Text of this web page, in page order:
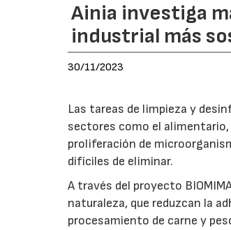
Ainia investiga
industrial más
30/11/2023
Las tareas de limpieza y
sectores como el
proliferación de
difíciles de eliminar.
A través del proyecto
naturaleza, que reduzcan la
procesamiento de carne y